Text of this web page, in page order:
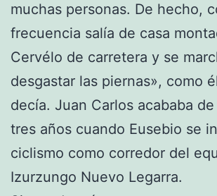
muchas personas. De hecho,
frecuencia salía de casa
Cervélo de carretera y se
desgastar las piernas», como
decía. Juan Carlos acababa
tres años cuando Eusebio se
ciclismo como corredor del
Izurzungo Nuevo Legarra.